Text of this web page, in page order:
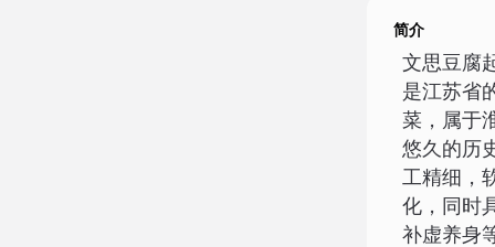
简介
文思豆腐
是江苏省
菜，属于
悠久的历
工精细，
化，同时
补虚养身